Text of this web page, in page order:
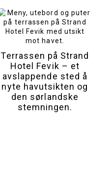
Terrassen på Strand
Hotel Fevik – et
avslappende sted å
nyte havutsikten og
den sørlandske
stemningen.